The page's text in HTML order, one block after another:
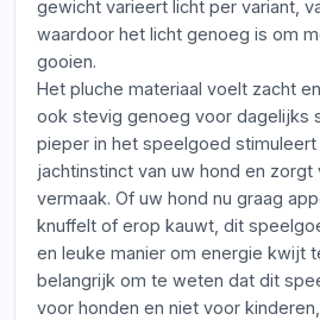
gewicht varieert licht per variant,
waardoor het licht genoeg is om
gooien.
Het pluche materiaal voelt zacht
ook stevig genoeg voor dagelijks
pieper in het speelgoed stimuleert
jachtinstinct van uw hond en zorgt
vermaak. Of uw hond nu graag
knuffelt of erop kauwt, dit
en leuke manier om energie kwijt
belangrijk om te weten dat dit
voor honden en niet voor